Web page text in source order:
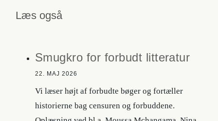
Læs også
Smugkro for forbudt litteratur
22. MAJ 2026
Vi læser højt af forbudte bøger og fortæller
historierne bag censuren og forbuddene.